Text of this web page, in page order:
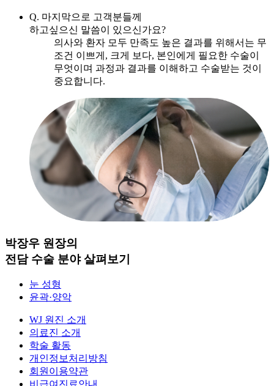
Q. 마지막으로 고객분들께
하고싶으신 말씀이 있으신가요?
의사와 환자 모두 만족도 높은 결과를 위해서는 무
조건 이쁘게, 크게 보다, 본인에게 필요한 수술이
무엇이며 과정과 결과를 이해하고 수술받는 것이
중요합니다.
박장우 원장의
전담 수술 분야 살펴보기
눈 성형
윤곽·양악
WJ 원진 소개
의료진 소개
학술 활동
개인정보처리방침
회원이용약관